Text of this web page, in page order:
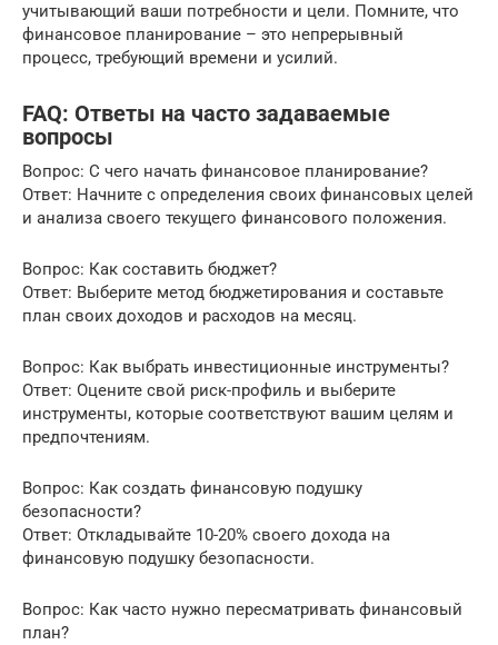
учитывающий ваши потребности и цели. Помните, что
финансовое планирование – это непрерывный
процесс, требующий времени и усилий.
FAQ: Ответы на часто задаваемые
вопросы
Вопрос: С чего начать финансовое планирование?
Ответ: Начните с определения своих финансовых целей
и анализа своего текущего финансового положения.
Вопрос: Как составить бюджет?
Ответ: Выберите метод бюджетирования и составьте
план своих доходов и расходов на месяц.
Вопрос: Как выбрать инвестиционные инструменты?
Ответ: Оцените свой риск-профиль и выберите
инструменты, которые соответствуют вашим целям и
предпочтениям.
Вопрос: Как создать финансовую подушку
безопасности?
Ответ: Откладывайте 10-20% своего дохода на
финансовую подушку безопасности.
Вопрос: Как часто нужно пересматривать финансовый
план?